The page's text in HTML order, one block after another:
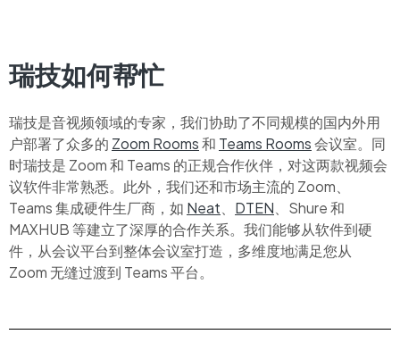
瑞技如何帮忙
瑞技是音视频领域的专家，我们协助了不同规模的国内外用
户部署了众多的 Zoom Rooms和 Teams Rooms会议室。同
时瑞技是 Zoom 和 Teams 的正规合作伙伴，对这两款视频会
议软件非常熟悉。此外，我们还和市场主流的 Zoom、
Teams 集成硬件生厂商，如 Neat DTEN 、Shure 和
MAXHUB 等建立了深厚的合作关系。我们能够从软件到硬
件，从会议平台到整体会议室打造，多维度地满足您从
Zoom 无缝过渡到 Teams 平台。